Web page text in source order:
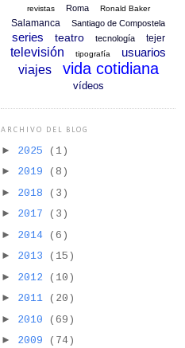
revistas Roma Ronald Baker
Salamanca Santiago de Compostela
series teatro tecnología tejer
televisión tipografía
usuarios
viajes
vida cotidiana
vídeos
ARCHIVO DEL BLOG
► 2025
(1)
► 2019
(8)
► 2018
(3)
► 2017
(3)
► 2014
(6)
► 2013
(15)
► 2012
(10)
► 2011
(20)
► 2010
(69)
► 2009
(74)